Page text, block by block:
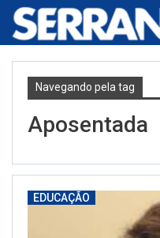
Navegando pela tag
Aposentada
EDUCAÇÃO